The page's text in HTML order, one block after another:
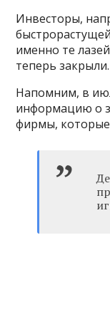
Инвесторы,
именно те
теперь закрыли.
Напомним, в
информацию о
фирмы,